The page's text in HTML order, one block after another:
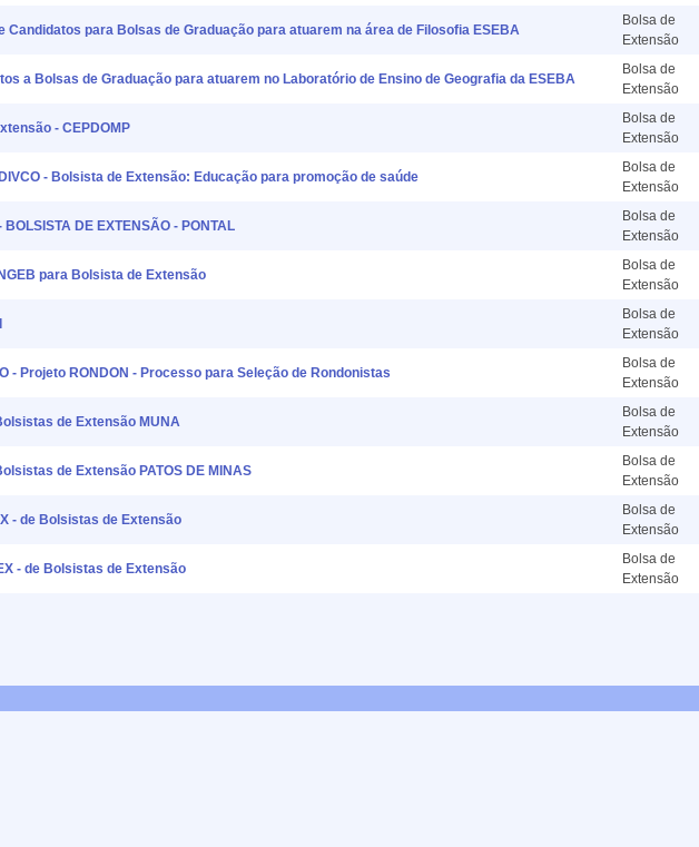
Candidatos para Bolsas de Graduação para atuarem na área de Filosofia ESEBA
Bolsa de
Extensão
a Bolsas de Graduação para atuarem no Laboratório de Ensino de Geografia da ESEBA
Bolsa de
Extensão
- CEPDOMP
Bolsa de
Extensão
- Bolsista de Extensão: Educação para promoção de saúde
Bolsa de
Extensão
DE EXTENSÃO - PONTAL
Bolsa de
Extensão
para Bolsista de Extensão
Bolsa de
Extensão
Bolsa de
Extensão
- Projeto RONDON - Processo para Seleção de Rondonistas
Bolsa de
Extensão
de Extensão MUNA
Bolsa de
Extensão
de Extensão PATOS DE MINAS
Bolsa de
Extensão
- de Bolsistas de Extensão
Bolsa de
Extensão
- de Bolsistas de Extensão
Bolsa de
Extensão